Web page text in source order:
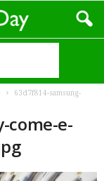
63d7f814-samsung-
come-e-